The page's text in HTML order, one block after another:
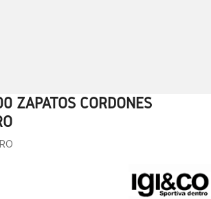
4 5 6 7 8 9
ZAPATOS CORDONES